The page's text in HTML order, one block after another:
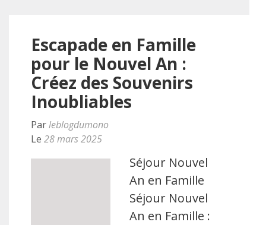
Escapade en Famille
pour le Nouvel An :
Créez des Souvenirs
Inoubliables
Parleblogdumono
Le 28 mars 2025
Séjour Nouvel
An en Famille
Séjour Nouvel
An en Famille :